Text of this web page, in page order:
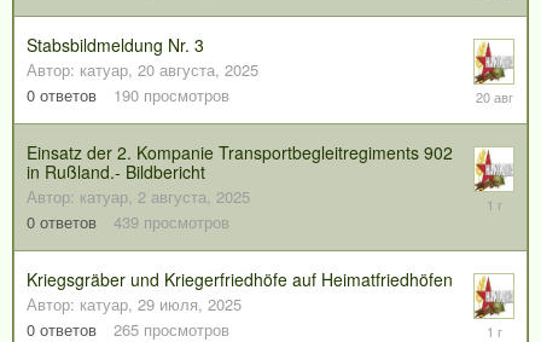
2025
Stabsbildmeldung Nr. 3
Автор: катуар, 20 августа, 2025
0 ответов 190 просмотров
20
2025
Einsatz der 2. Kompanie Transportbegleitregiments 902
in Rußland.- Bildbericht
Автор: катуар, 2 августа, 2025
0 ответов 439 просмотров
Kriegsgräber und Kriegerfriedhöfe auf Heimatfriedhöfen
Автор: катуар, 29 июля, 2025
0 ответов 265 просмотров
29